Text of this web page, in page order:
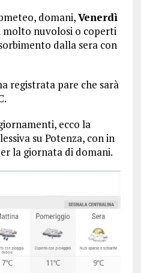
domani,Venerdì
molto nuvolosi o coperti
dalla sera con
registrata pare che sarà
ecco la
su Potenza, con in
la giornata di domani.